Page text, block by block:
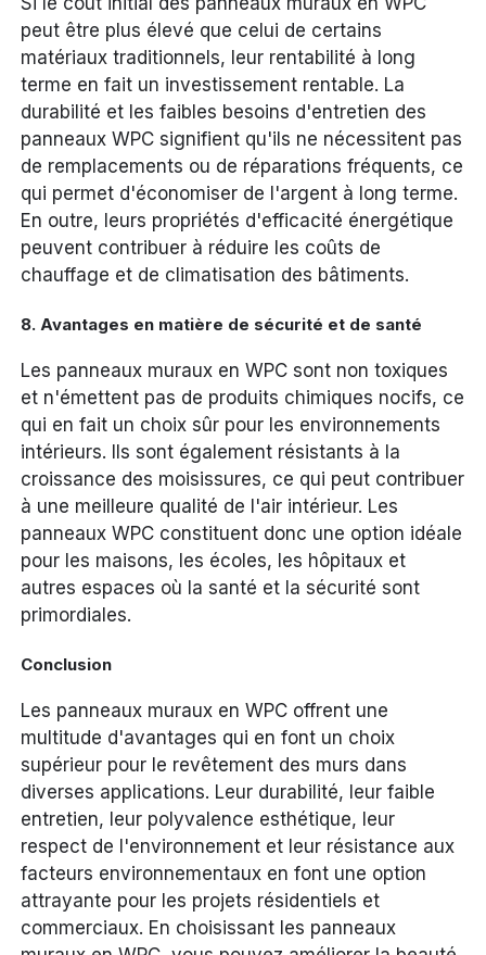
peut être plus élevé que celui de certains
matériaux traditionnels, leur rentabilité à long
terme en fait un investissement rentable. La
durabilité et les faibles besoins d'entretien des
panneaux WPC signifient qu'ils ne nécessitent pas
de remplacements ou de réparations fréquents, ce
qui permet d'économiser de l'argent à long terme.
En outre, leurs propriétés d'efficacité énergétique
peuvent contribuer à réduire les coûts de
chauffage et de climatisation des bâtiments.
8.Avantages en matière de sécurité et de santé
Les panneaux muraux en WPC sont non toxiques
et n'émettent pas de produits chimiques nocifs, ce
qui en fait un choix sûr pour les environnements
intérieurs. Ils sont également résistants à la
croissance des moisissures, ce qui peut contribuer
à une meilleure qualité de l'air intérieur. Les
panneaux WPC constituent donc une option idéale
pour les maisons, les écoles, les hôpitaux et
autres espaces où la santé et la sécurité sont
primordiales.
Conclusion
Les panneaux muraux en WPC offrent une
multitude d'avantages qui en font un choix
supérieur pour le revêtement des murs dans
diverses applications. Leur durabilité, leur faible
entretien, leur polyvalence esthétique, leur
respect de l'environnement et leur résistance aux
facteurs environnementaux en font une option
attrayante pour les projets résidentiels et
commerciaux. En choisissant les panneaux